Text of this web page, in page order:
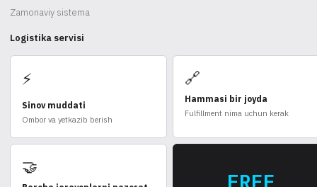
Zamonaviy sistema
Logistika servisi
⚡
Sinov muddati
Ombor va yetkazib berish
🔗
Hammasi bir joyda
Fulfillment nima uchun kerak
🤝
FREE